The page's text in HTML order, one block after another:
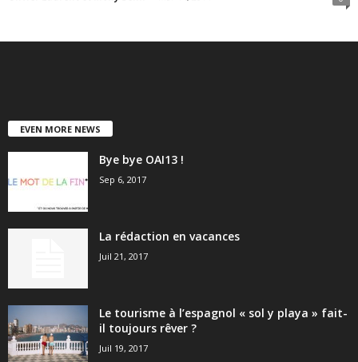
EVEN MORE NEWS
Bye bye OAI13 !
Sep 6, 2017
La rédaction en vacances
Juil 21, 2017
Le tourisme à l’espagnol « sol y playa » fait-
il toujours rêver ?
Juil 19, 2017